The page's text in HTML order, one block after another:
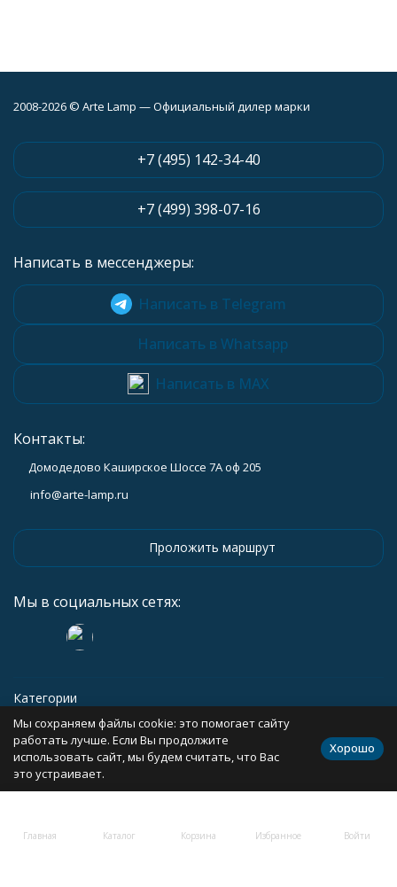
Главная Каталог Корзина Избранное Войти
2008-2026 © Arte Lamp — Официальный дилер марки
+7 (495) 142-34-40
+7 (499) 398-07-16
Написать в мессенджеры:
Написать в Telegram
Написать в Whatsapp
Написать в MAX
Контакты:
Домодедово Каширское Шоссе 7А оф 205
info@arte-lamp.ru
Проложить маршрут
Мы в социальных сетях:
Категории
Информация
Политика персональных данных Карта сайта
Мы сохраняем файлы cookie: это помогает сайту
работать лучше. Если Вы продолжите
использовать сайт, мы будем считать, что Вас
это устраивает.
Хорошо